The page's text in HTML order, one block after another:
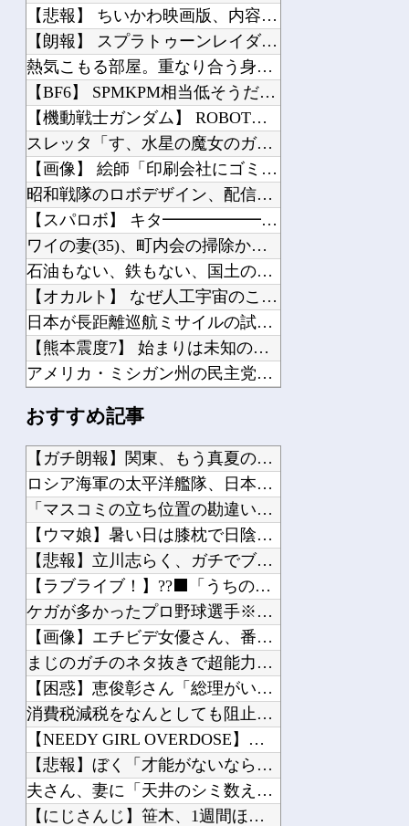
【悲報】 ちいかわ映画版、内容がエグすぎて子供に見せられない
【朗報】 スプラトゥーンレイダースがガチの神ゲーすぎて世界中で大絶賛ｗｗｗｗｗｗ...
熱気こもる部屋。重なり合う身体。何も起こらないはずがなく……
【BF6】 SPMKPM相当低そうだけどキルレだけは高い奴
【機動戦士ガンダム】 ROBOT魂「ゾック ver. A.N.I.M.E.」シル...
スレッタ「す、水星の魔女のガンプラ今ならクリアスタンド付きますよ…！」
【画像】 絵師「印刷会社にゴミみたい印刷されたから晒すわ」→お前がクレーマーだと...
昭和戦隊のロボデザイン、配信で追って見ると…
【スパロボ】 キタ━━━━━━(゜∀゜)━━━━━━ !!!!!
ワイの妻(35)、町内会の掃除から汗だくで帰宅ｗｗｗｗｗｗ
石油もない、鉄もない、国土の7割は山…それでも日本が世界屈指の経済大国になれた「...
【オカルト】 なぜ人工宇宙のこの世界の方が、本物の宇宙より本物らしいのか？
日本が長距離巡航ミサイルの試験発射に成功！北朝鮮が激怒「日本が戦争国家になろうと...
【熊本震度7】 始まりは未知の小断層か…見えてきた破壊プロセス
アメリカ・ミシガン州の民主党予備選挙 イスラム教徒の“急進左派”候補が勝利確実に...
格安物件の押入れを開けたら “とんでもないモノ” が出てきて絶叫した
K-POPアイドルの約半数が3年後には姿を消す…損益分岐点突破は4％未満
【画像】 「ビールと水を交互に飲まないと倒れるグラス」発売
【悲報】 おわり。
【驚愕】 社内で「これ」のやり取りしてたら逮捕されたんだがｗｗｗｗｗｗｗ
みいちゃんと山田さん「主人公がぽっと出のモブに殺されて終わります」←これ
Powered by livedoor 相互RSS
おすすめ記事
【ガチ朗報】関東、もう真夏の暑さが終わるかも他
ロシア海軍の太平洋艦隊、日本海やオホーツク海で軍事演習開始…...
「マスコミの立ち位置の勘違いっぷりがすごい」と報ステ大越キャ...
【ウマ娘】暑い日は膝枕で日陰に入りたい。←「絶対に離れたくな...
【悲報】立川志らく、ガチでブチギレてしまう！！！！！！他
【ラブライブ！】??‍⬛「うちのオタクは社畜かボンボン」（世...
ケガが多かったプロ野球選手※多村仁志禁止他
【画像】エチビデ女優さん、番組の企画でハッスルしすぎてしまう...
まじのガチのネタ抜きで超能力一個貰えるならテレポーテーション...
【困惑】恵俊彰さん「総理がいろんなところに足を運べばクーラー...
消費税減税をなんとしても阻止したい石破前首相、「何いってんの...
【NEEDY GIRL OVERDOSE】システムサービス「...
【悲報】ぼく「才能がないなら努力をすれば良いじゃない」お前ら...
夫さん、妻に「天井のシミ数えてれば終わるでな」と押し倒されて...
【にじさんじ】笹木、1週間ほど里に帰省他